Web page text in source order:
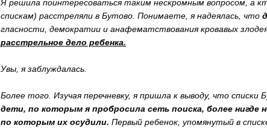
Я решила поинтересоваться таким нескромным вопросом, а
спискам) расстреляли в Бутово. Понимаете, я надеялась, что
гласности, демократии и анафематствования кровавых
расстрельное дело ребенка.
Увы, я заблуждалась.
Более того. Изучая перечневку, я пришла к выводу, что
дети, по которым я пробросила сеть поиска, более нигде
по которым их осудили. Первый ребенок, упомянутый в